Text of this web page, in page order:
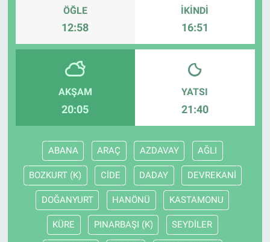
ÖĞLE
12:58
İKINDI
16:51
AKŞAM
20:05
YATSI
21:40
ABANA ARAÇ AZDAVAY AĞLI
BOZKURT (K) CİDE DADAY DEVREKANİ
DOĞANYURT HANÖNÜ KASTAMONU
KÜRE PINARBAŞI (K) SEYDİLER